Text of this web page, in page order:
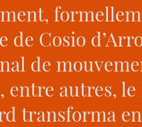
de Cosio
de
entre autres,
transforma